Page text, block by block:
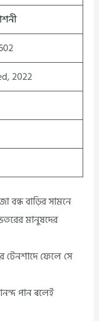
2022
বাড়ির সামনে
মানুষদের
টেনশাদে ফেলে সে
পান ৰলেই